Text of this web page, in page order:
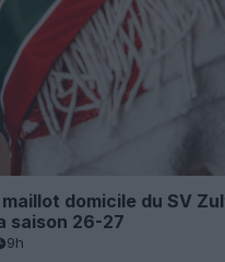
domicile du SV
saison 26-27
9h